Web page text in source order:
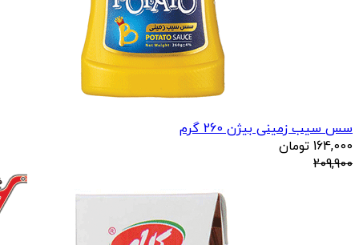
سس سیب زمینی بیژن 260 گرم
164,000 تومان
209,900